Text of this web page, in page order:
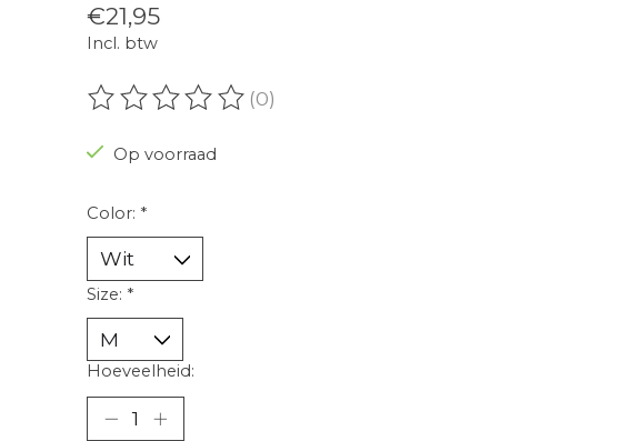
€21,95
Incl. btw
De beoordeling van dit product is
(0)
Op voorraad
Color: *
Size: *
Hoeveelheid: